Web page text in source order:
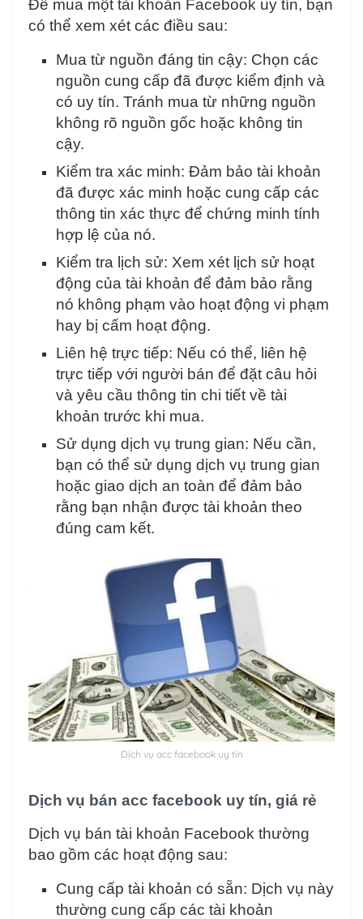
Để mua một tài khoản Facebook uy tín, bạn
có thể xem xét các điều sau:
Mua từ nguồn đáng tin cậy: Chọn các
nguồn cung cấp đã được kiểm định và
có uy tín. Tránh mua từ những nguồn
không rõ nguồn gốc hoặc không tin
cậy.
Kiểm tra xác minh: Đảm bảo tài khoản
đã được xác minh hoặc cung cấp các
thông tin xác thực để chứng minh tính
hợp lệ của nó.
Kiểm tra lịch sử: Xem xét lịch sử hoạt
động của tài khoản để đảm bảo rằng
nó không phạm vào hoạt động vi phạm
hay bị cấm hoạt động.
Liên hệ trực tiếp: Nếu có thể, liên hệ
trực tiếp với người bán để đặt câu hỏi
và yêu cầu thông tin chi tiết về tài
khoản trước khi mua.
Sử dụng dịch vụ trung gian: Nếu cần,
bạn có thể sử dụng dịch vụ trung gian
hoặc giao dịch an toàn để đảm bảo
rằng bạn nhận được tài khoản theo
đúng cam kết.
Dịch vụ acc facebook uy tín
Dịch vụ bán acc facebook uy tín, giá rẻ
Dịch vụ bán tài khoản Facebook thường
bao gồm các hoạt động sau:
Cung cấp tài khoản có sẵn: Dịch vụ này
thường cung cấp các tài khoản